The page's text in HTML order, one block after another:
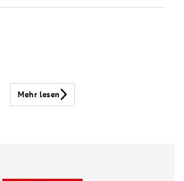
Mehr lesen